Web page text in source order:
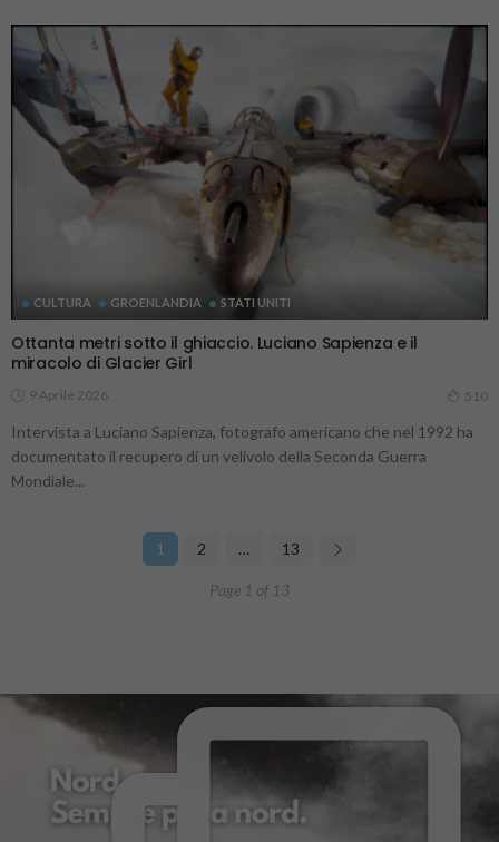
CULTURA GROENLANDIA STATI UNITI
Ottanta metri sotto il ghiaccio. Luciano Sapienza e il
miracolo di Glacier Girl
9 Aprile 2026 510
Intervista a Luciano Sapienza, fotografo americano che nel 1992 ha
documentato il recupero di un velivolo della Seconda Guerra
Mondiale...
1 2 … 13
Page 1 of 13